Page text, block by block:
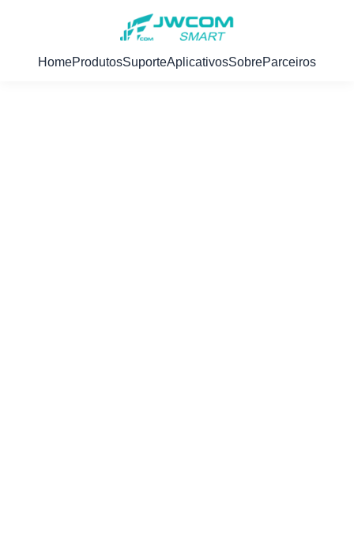
HomeProdutosSuporteAplicativosSobreParceiros